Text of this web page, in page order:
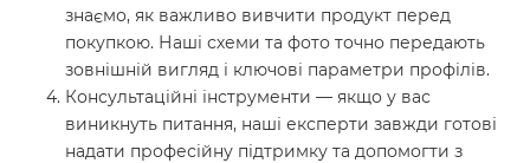
знаємо, як важливо вивчити продукт перед
покупкою. Наші схеми та фото точно передають
зовнішній вигляд і ключові параметри профілів.
Консультаційні інструменти — якщо у вас
виникнуть питання, наші експерти завжди готові
надати професійну підтримку та допомогти з